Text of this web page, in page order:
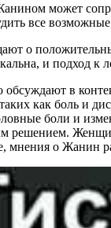
может
все
о
и подход к
в
как боль и
боли и
решением.
мнения о Жанин